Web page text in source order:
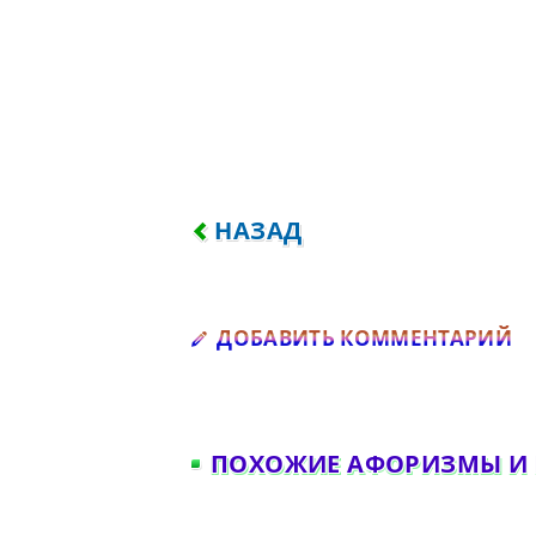
ПРЕДЫДУЩИЙ: ЛЮБИ
НАЗАД
ДОБАВИТЬ КОММЕНТАРИЙ
ПОХОЖИЕ АФОРИЗМЫ И